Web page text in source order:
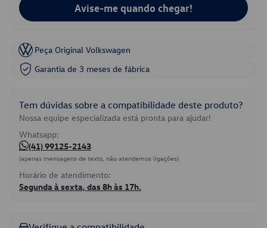
Avise-me quando chegar!
Peça Original Volkswagen
Garantia de 3 meses de fábrica
Tem dúvidas sobre a compatibilidade deste produto?
Nossa equipe especializada está pronta para ajudar!
Whatsapp:
(41) 99125-2143
(apenas mensagens de texto, não atendemos ligações)
Horário de atendimento:
Segunda à sexta, das 8h às 17h.